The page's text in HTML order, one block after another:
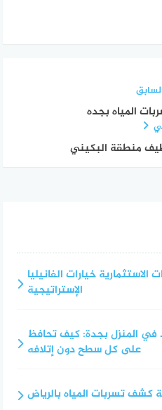
المياه بجده
منطقة البكيني
خيارات الفانيليا
الإستراتيجية
في المنزل بجدة: كيف تحافظ
على كل سطح دون إتلافه
كشف تسربات المياه بالرياض